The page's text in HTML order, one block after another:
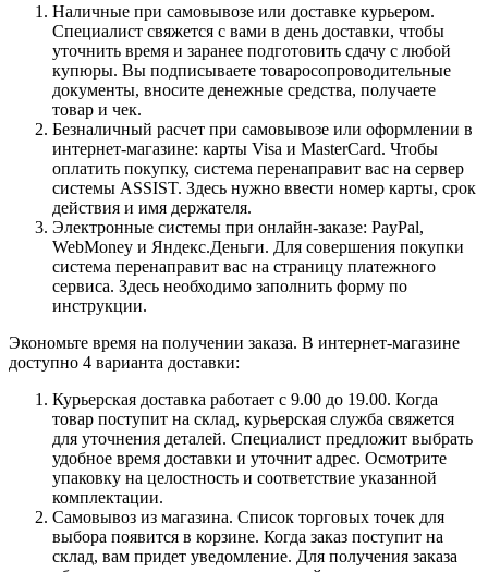
Наличные при самовывозе или доставке курьером.
Специалист свяжется с вами в день доставки, чтобы
уточнить время и заранее подготовить сдачу с любой
купюры. Вы подписываете товаросопроводительные
документы, вносите денежные средства, получаете
товар и чек.
Безналичный расчет при самовывозе или оформлении в
интернет-магазине: карты Visa и MasterCard. Чтобы
оплатить покупку, система перенаправит вас на сервер
системы ASSIST. Здесь нужно ввести номер карты, срок
действия и имя держателя.
Электронные системы при онлайн-заказе: PayPal,
WebMoney и Яндекс.Деньги. Для совершения покупки
система перенаправит вас на страницу платежного
сервиса. Здесь необходимо заполнить форму по
инструкции.
Экономьте время на получении заказа. В интернет-магазине
доступно 4 варианта доставки:
Курьерская доставка работает с 9.00 до 19.00. Когда
товар поступит на склад, курьерская служба свяжется
для уточнения деталей. Специалист предложит выбрать
удобное время доставки и уточнит адрес. Осмотрите
упаковку на целостность и соответствие указанной
комплектации.
Самовывоз из магазина. Список торговых точек для
выбора появится в корзине. Когда заказ поступит на
склад, вам придет уведомление. Для получения заказа